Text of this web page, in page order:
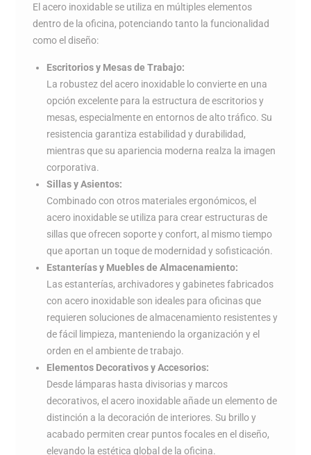
El acero inoxidable se utiliza en múltiples elementos
dentro de la oficina, potenciando tanto la funcionalidad
como el diseño:
Escritorios y Mesas de Trabajo:
La robustez del acero inoxidable lo convierte en una
opción excelente para la estructura de escritorios y
mesas, especialmente en entornos de alto tráfico. Su
resistencia garantiza estabilidad y durabilidad,
mientras que su apariencia moderna realza la imagen
corporativa.
Sillas y Asientos:
Combinado con otros materiales ergonómicos, el
acero inoxidable se utiliza para crear estructuras de
sillas que ofrecen soporte y confort, al mismo tiempo
que aportan un toque de modernidad y sofisticación.
Estanterías y Muebles de Almacenamiento:
Las estanterías, archivadores y gabinetes fabricados
con acero inoxidable son ideales para oficinas que
requieren soluciones de almacenamiento resistentes y
de fácil limpieza, manteniendo la organización y el
orden en el ambiente de trabajo.
Elementos Decorativos y Accesorios:
Desde lámparas hasta divisorias y marcos
decorativos, el acero inoxidable añade un elemento de
distinción a la decoración de interiores. Su brillo y
acabado permiten crear puntos focales en el diseño,
elevando la estética global de la oficina.